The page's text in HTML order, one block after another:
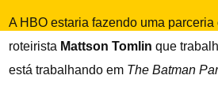
A HBO estaria fazendo uma parceria
roteirista Mattson Tomlinque
está trabalhando em The Batman